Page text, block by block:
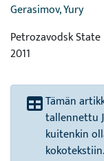
Gerasimov, Yury
Petrozavodsk
2011
Tämän
tallennettu
kuitenkin
kokotekstiin.